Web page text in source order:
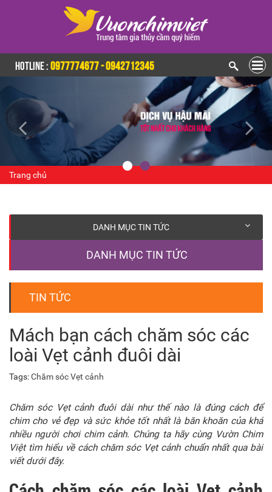
HOTLINE :0977774677 - 0942712345
Trang chủ
DANH MỤC TIN TỨC
DANH MỤC TIN TỨC
TIN TỨC
Mách bạn cách chăm sóc các
loài Vẹt cảnh đuôi dài
Tags:Chăm sóc Vẹt cảnh
Chăm sóc Vẹt cảnh đuôi dài như thế nào là đúng cách để
chim cho vẻ đẹp và sức khỏe tốt nhất là băn khoăn của khá
nhiều người chơi chim cảnh. Chúng ta hãy cùng Vườn Chim
Việt tìm hiểu về cách chăm sóc Vẹt cảnh chuẩn nhất qua bài
viết dưới đây.